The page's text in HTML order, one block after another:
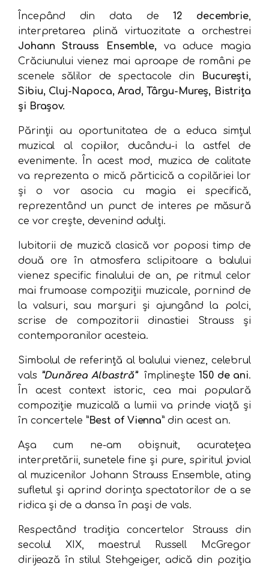
Începând din data de 12 decembrie,
interpretarea plină virtuozitate a orchestrei
Johann Strauss Ensemble, va aduce magia
Crăciunului vienez mai aproape de români pe
scenele sălilor de spectacole din
București,
Sibiu, Cluj-Napoca, Arad, Târgu-Mureș, Bistrița
și Brașov.
Părinții au oportunitatea de a educa simțul
muzical al copiilor, ducându-i la astfel de
evenimente. În acest mod, muzica de calitate
va reprezenta o mică părticică a copilăriei lor
și o vor asocia cu magia ei specifică,
reprezentând un punct de interes pe măsură
ce vor crește, devenind adulți.
Iubitorii de muzică clasică vor poposi timp de
două ore în atmosfera sclipitoare a balului
vienez specific finalului de an, pe ritmul celor
mai frumoase compoziții muzicale, pornind de
la valsuri, sau marşuri şi ajungând la polci,
scrise de compozitorii dinastiei Strauss și
contemporanilor acesteia.
Simbolul de referință al balului vienez, celebrul
vals ”Dunărea Albastră” împlinește 150 de ani.
În acest context istoric, cea mai populară
compoziție muzicală a lumii va prinde viață și
în concertele ”Best of Vienna” din acest an.
Așa cum ne-am obișnuit, acurateţea
interpretării, sunetele fine şi pure, spiritul jovial
al muzicenilor Johann Strauss Ensemble, ating
sufletul și aprind dorința spectatorilor de a se
ridica și de a dansa în pași de vals.
Respectând tradiția concertelor Strauss din
secolul XIX, maestrul Russell McGregor
dirijează în stilul Stehgeiger, adică din poziția